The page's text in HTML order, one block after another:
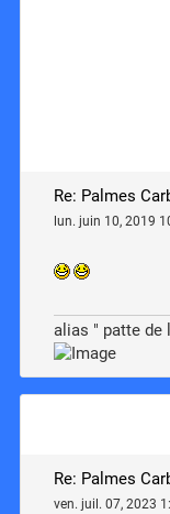
Re: Palmes
lun. juin 10, 2019
alias " patte de
Re: Palmes
ven. juil. 07, 2023